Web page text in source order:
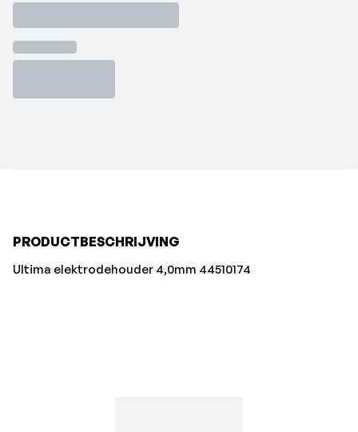
PRODUCTBESCHRIJVING
Ultima elektrodehouder 4,0mm 44510174